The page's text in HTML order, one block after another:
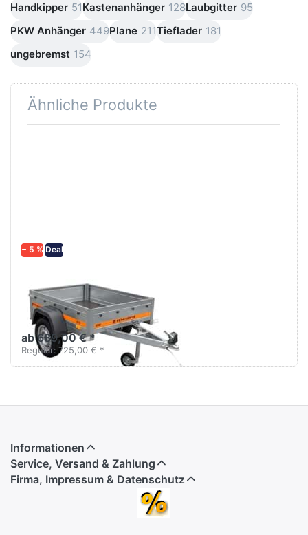
Handkipper 51Kastenanhänger 128Laubgitter 95
PKW Anhänger 449Plane 211Tieflader 181
ungebremst 154
Ähnliche Produkte
− 5 % Deal
Eco 1510
Der kurze Stahl-
Kastenanhänger.
ab 689,00 € *
Regulär: 725,00 € *
Informationen
Service, Versand & Zahlung
Firma, Impressum & Datenschutz